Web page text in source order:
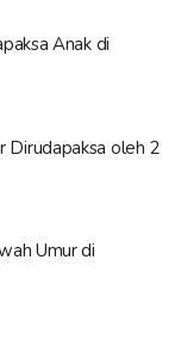
Anak di
Dirudapaksa oleh 2
Umur di